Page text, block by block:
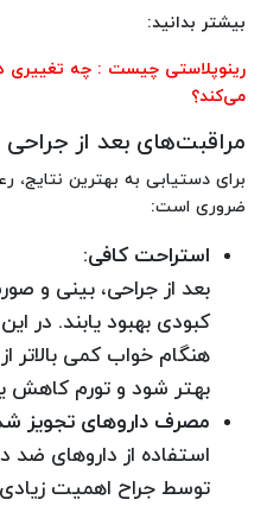
بیشتر بدانید:
رینوپلاستی چیست : چه تغییری
می‌کند؟
مراقبت‌های بعد از جراحی
برای دستیابی به بهترین نتایج،
ضروری است:
استراحت کافی:
بعد از جراحی، بینی و
کبودی بهبود یابند. در
هنگام خواب کمی بالاتر
بهتر شود و تورم کاهش
مصرف داروهای تجویز
استفاده از داروهای ضد
توسط جراح اهمیت